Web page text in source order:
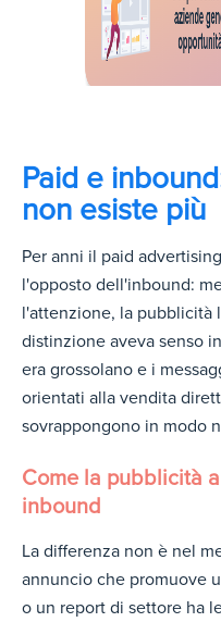
Paid e
non esiste più
Per anni il paid
l'opposto dell'inbound:
l'attenzione, la pubblicità
distinzione aveva senso
era grossolano e i
orientati alla vendita
sovrappongono in modo
Come la pubblicità
inbound
La differenza non è nel
annuncio che promuove
o un report di settore ha